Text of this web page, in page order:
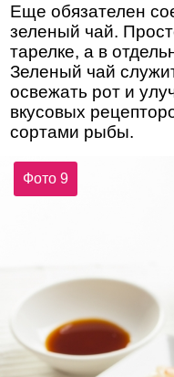
Еще обязателен
зеленый чай.
тарелке, а в
Зеленый чай
освежать рот и
вкусовых
сортами рыбы.
Фото 9